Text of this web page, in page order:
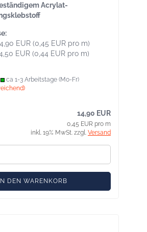
Acrylat-
EUR (0,45 EUR pro m)
EUR (0,44 EUR pro m)
ca 1-3 Arbeitstage (Mo-Fr)
14,90 EUR
0,45 EUR pro m
inkl. 19% MwSt. zzgl. Versand
IN DEN WARENKORB